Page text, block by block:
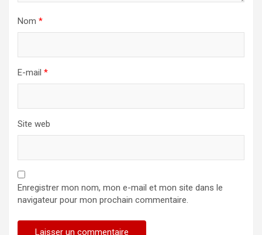
Nom *
E-mail *
Site web
Enregistrer mon nom, mon e-mail et mon site dans le
navigateur pour mon prochain commentaire.